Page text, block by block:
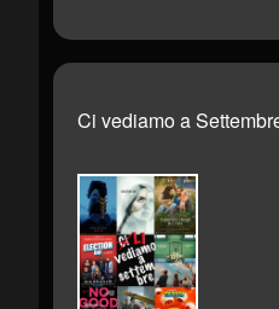
Ci vediamo a